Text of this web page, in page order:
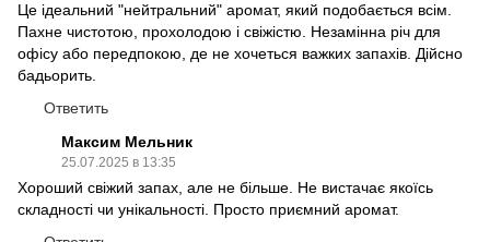
Це ідеальний "нейтральний" аромат, який подобається всім.
Пахне чистотою, прохолодою і свіжістю. Незамінна річ для
офісу або передпокою, де не хочеться важких запахів. Дійсно
бадьорить.
Ответить
Максим Мельник
25.07.2025 в 13:35
Хороший свіжий запах, але не більше. Не вистачає якоїсь
складності чи унікальності. Просто приємний аромат.